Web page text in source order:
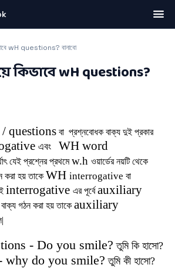
wH questions? বানাবো
কিভাবে wH questions?
questions বা প্রশ্নবোধক বাক্য দুই প্রকার
এবং
WH word
যেই প্রশ্নের প্রথমেw.h ওয়ার্ডের নয়টি থেকে
করা হয় তাকে WH interrogative বা
interrogative এর পূর্বে auxiliary
গঠন করা হয় তাকে auxiliary
- Do you smile? তুমি কি হাসো?
why do you smile? তুমিকী হাসো?